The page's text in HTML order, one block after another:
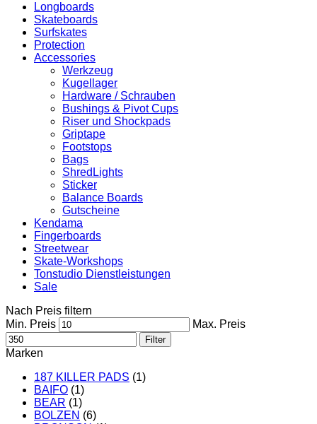
Longboards
Skateboards
Surfskates
Protection
Accessories
Werkzeug
Kugellager
Hardware / Schrauben
Bushings & Pivot Cups
Riser und Shockpads
Griptape
Footstops
Bags
ShredLights
Sticker
Balance Boards
Gutscheine
Kendama
Fingerboards
Streetwear
Skate-Workshops
Tonstudio Dienstleistungen
Sale
Nach Preis filtern
Min. Preis
Max. Preis
Filter
Marken
187 KILLER PADS (1)
BAIFO (1)
BEAR (1)
BOLZEN (6)